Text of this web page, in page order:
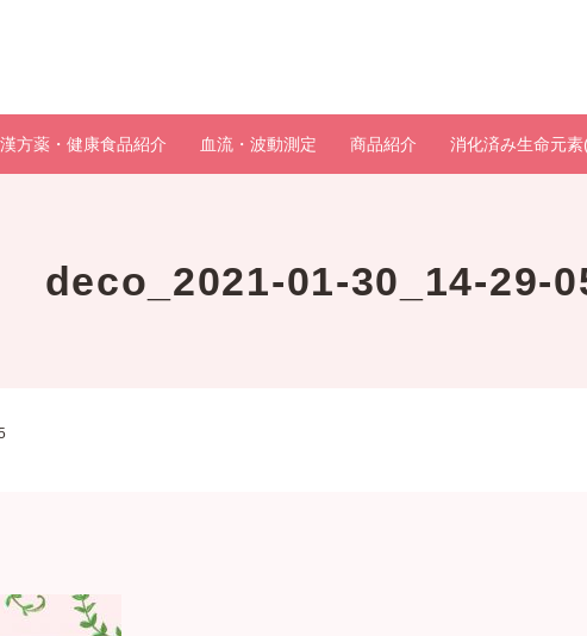
漢方薬・健康食品紹介 血流・波動測定 商品紹介 消化済み生命元
deco_2021-01-30_14-29-